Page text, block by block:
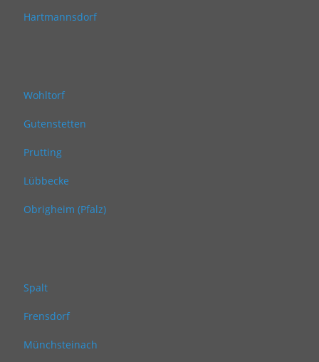
Hartmannsdorf
Wohltorf
Gutenstetten
Prutting
Lübbecke
Obrigheim (Pfalz)
Spalt
Frensdorf
Münchsteinach